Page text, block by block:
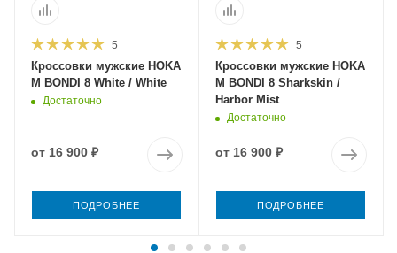
5
Кроссовки мужские HOKA
M BONDI 8 White / White
Достаточно
от 16 900 ₽
ПОДРОБНЕЕ
5
Кроссовки мужские HOKA
M BONDI 8 Sharkskin /
Harbor Mist
Достаточно
от 16 900 ₽
ПОДРОБНЕЕ